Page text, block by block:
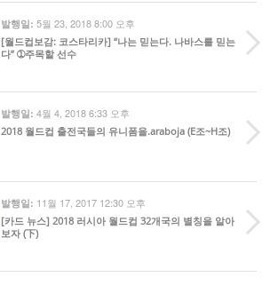
발행일: 5월 23, 2018 8:00 오후
[월드컵보감: 코스타리카] “나는 믿는다. 나바스를 믿는
다” ➀주목할 선수
발행일: 4월 4, 2018 6:33 오후
2018 월드컵 출전국들의 유니폼을.araboja (E조~H조)
발행일: 11월 17, 2017 12:30 오후
[카드 뉴스] 2018 러시아 월드컵 32개국의 별칭을 알아
보자 (下)